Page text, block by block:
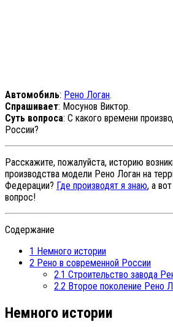
Автомобиль: Рено Логан.
Спрашивает: Мосунов Виктор.
Суть вопроса: С какого времени
России?
Расскажите, пожалуйста, историю
производства модели Рено Логан на
Федерации? Где производят я знаю, а
вопрос!
Содержание
1 Немного истории
2 Рено в современной России
2.1 Строительство завода
2.2 Второе поколение Рено
Немного истории